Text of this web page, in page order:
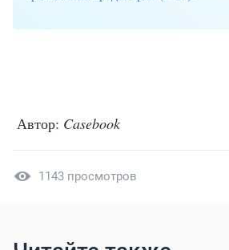
Автор: Casebook
1143 просмотров